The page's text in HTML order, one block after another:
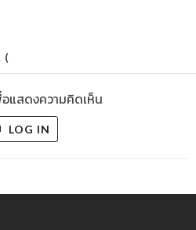
(
อแสดงความคิดเห็น
LOG IN